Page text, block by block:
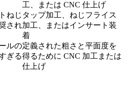
工、または CNC 仕上げ
ねじ
され
タップ加工、ねじフライス
加工、またはインサート装
着
ルの
ぎる
定義された粗さと平面度を
得るために CNC 加工または
仕上げ